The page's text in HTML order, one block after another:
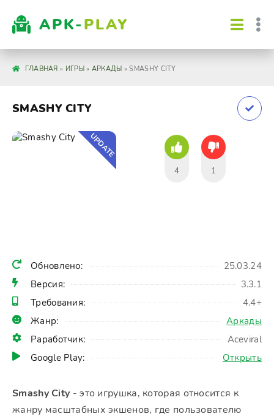
APK-PLAY
ГЛАВНАЯ » ИГРЫ» АРКАДЫ » SMASHY CITY
SMASHY CITY
Обновлено:
25.03.24
Версия:
3.3.1
Требования:
4.4+
Жанр:
Аркады
Раработчик:
Aceviral
Google Play:
Открыть
UPDATE
4 1
Smashy City - это игрушка, которая относится к
жанру масштабных экшенов, где пользователю